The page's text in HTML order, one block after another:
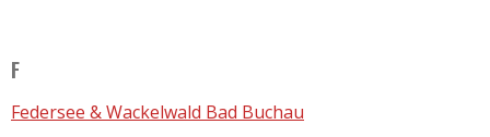
F
Federsee & Wackelwald Bad Buchau